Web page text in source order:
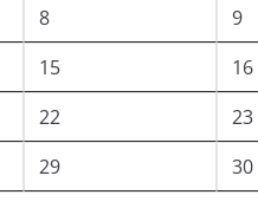
8
9
15
16
22
23
29
30